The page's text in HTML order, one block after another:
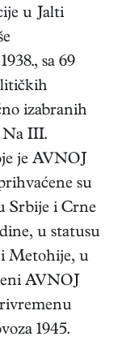
u Jalti
sa 69
izabranih
Na III.
je AVNOJ
su
Srbije i Crne
u statusu
Metohije, u
AVNOJ
1945.